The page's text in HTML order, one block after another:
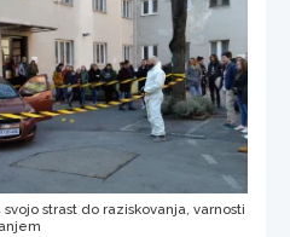
strast do raziskovanja, varnosti